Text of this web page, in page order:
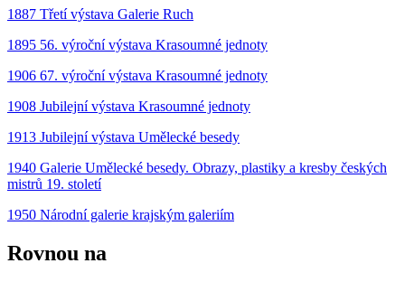
1887 Třetí výstava Galerie Ruch
1895 56. výroční výstava Krasoumné jednoty
1906 67. výroční výstava Krasoumné jednoty
1908 Jubilejní výstava Krasoumné jednoty
1913 Jubilejní výstava Umělecké besedy
1940 Galerie Umělecké besedy. Obrazy, plastiky a kresby českých
mistrů 19. století
1950 Národní galerie krajským galeriím
Rovnou na